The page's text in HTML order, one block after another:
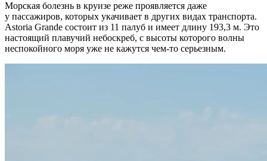
Морская болезнь в круизе реже проявляется даже
у пассажиров, которых укачивает в других видах транспорта.
Astoria Grande состоит из 11 палуб и имеет длину 193,3 м. Это
настоящий плавучий небоскреб, с высоты которого волны
неспокойного моря уже не кажутся чем-то серьезным.